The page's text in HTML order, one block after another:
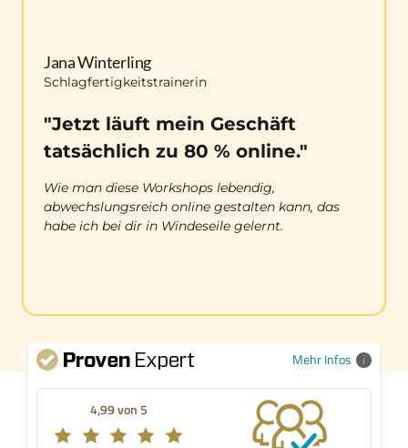
Jana Winterling
Schlagfertigkeitstrainerin
"Jetzt läuft mein Geschäft
tatsächlich zu 80 % online."
Wie man diese Workshops lebendig,
abwechslungsreich online gestalten kann, das
habe ich bei dir in Windeseile gelernt.
Mehr Infos
4,99 von 5